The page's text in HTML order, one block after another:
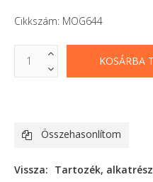
Cikkszám: MOG644
Összehasonlítom
Vissza: Tartozék, alkatrész